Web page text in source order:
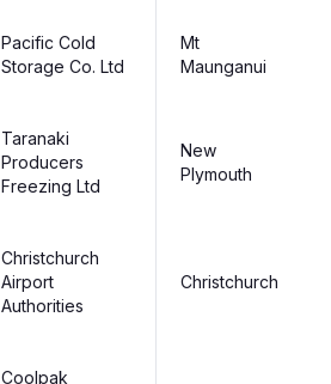
Pacific Cold
Storage Co. Ltd
Mt
Maunganui
Taranaki
Producers
Freezing Ltd
New
Plymouth
Christchurch
Airport
Authorities
Christchurch
Coolpak